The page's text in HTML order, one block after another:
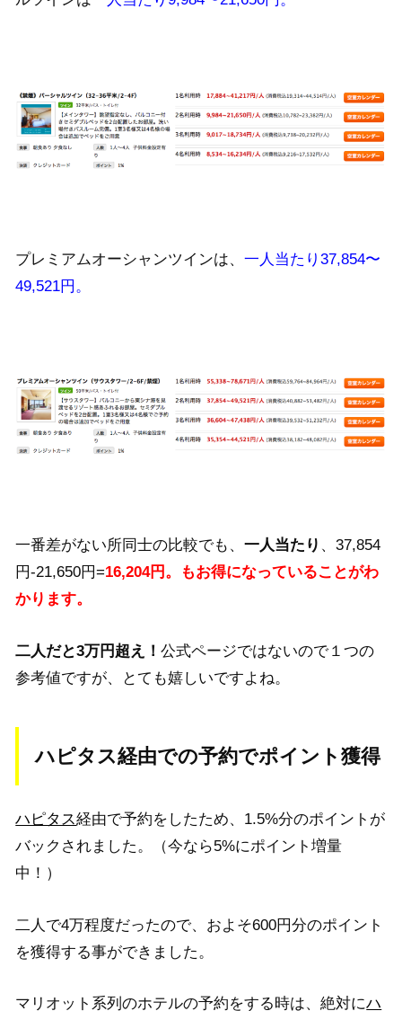
プレミアムオーシャンツインは、一人当たり37,854〜
49,521円。
一番差がない所同士の比較でも、一人当たり 、37,854
円-21,650円=16,204円。もお得になっていることがわ
かります。
二人だと3万円超え！公式ページではないので１つの
参考値ですが、とても嬉しいですよね。
ハピタス経由での予約でポイント獲得
ハピタス経由で予約をしたため、1.5%分のポイントが
バックされました。（今なら5%にポイント増量
中！）
二人で4万程度だったので、およそ600円分のポイント
を獲得する事ができました。
マリオット系列のホテルの予約をする時は、絶対にハ